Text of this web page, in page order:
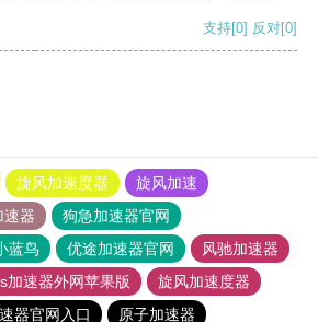
支持[0] 反对[0]
旋风加速度器
旋风加速
速器
狗急加速器官网
蓝鸟 优途加速器官网
风驰加速器
加速器外网苹果版
旋风加速度器
器官网入口
原子加速器